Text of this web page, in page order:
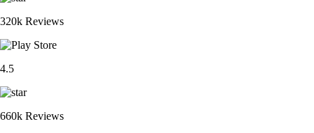
320k Reviews
4.5
660k Reviews